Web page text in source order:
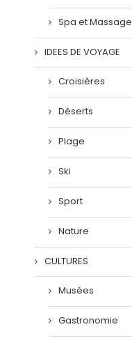
Spa et Massage
IDEES DE VOYAGE
Croisières
Déserts
Plage
Ski
Sport
Nature
CULTURES
Musées
Gastronomie